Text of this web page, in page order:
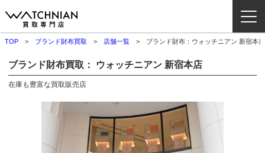
ブランドから探す
取扱いカテゴリ
よくある質問
TOP ブランド財布買取 店舗一覧 ブランド財布：ウォッチニアン 新宿本店
ブランド財布買取： ウォッチニアン 新宿本店
在庫も豊富な買取販売店